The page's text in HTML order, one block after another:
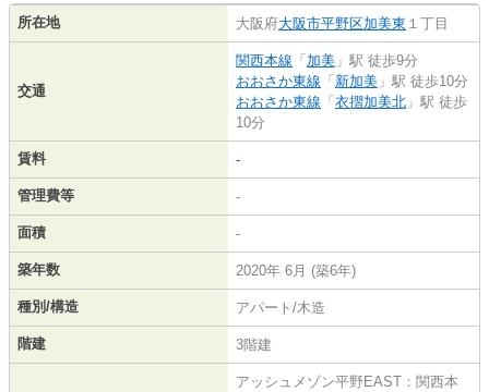
所在地 大阪府大阪市平野区加美東 １丁目
交通
関西本線 「 加美 」駅 徒歩9分
おおさか東線 「 新加美 」駅 徒歩10分
おおさか東線 「 衣摺加美北 」駅 徒歩
10分
賃料 -
管理費等 -
面積 -
築年数 2020年 6月 (築6年)
種別/構造 アパート/木造
階建 3階建
アッシュメゾン平野EAST：関西本